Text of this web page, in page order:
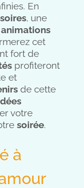
En
, une
animations
cet
fort de
profiteront
et
de cette
votre
soirée.
à